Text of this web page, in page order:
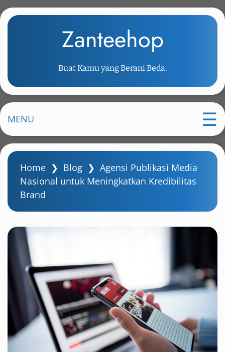
k
m
i
n
o
Zanteehop
Buat Kamu yang Berani Beda.
MENU
Home ❯ Blog ❯ Agensi Publikasi Media
Nasional untuk Meningkatkan Kredibilitas
Brand